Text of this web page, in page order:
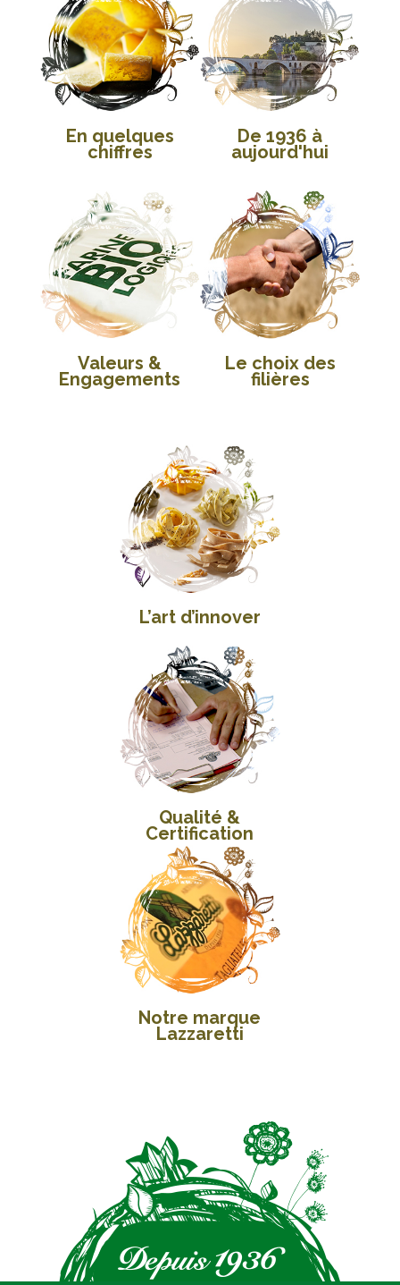
En quelques
chiffres
De 1936 à
aujourd'hui
Valeurs &
Engagements
Le choix des
filières
L’art d’innover
Qualité &
Certification
Notre marque
Lazzaretti